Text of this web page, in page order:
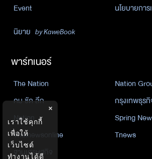
Event
นโยบายกา
นิยาย by KaweBook
พาร์ทเนอร์
The Nation
Nation
คม ชัด ลึก
กรุงเทพธุร
Nation
Spring
Thainewsonline
Tnews
ฐานเศรษฐกิจ
×
เราใช้คุกกี้
เพื่อให้
เว็บไซต์
ทำงานได้ดี